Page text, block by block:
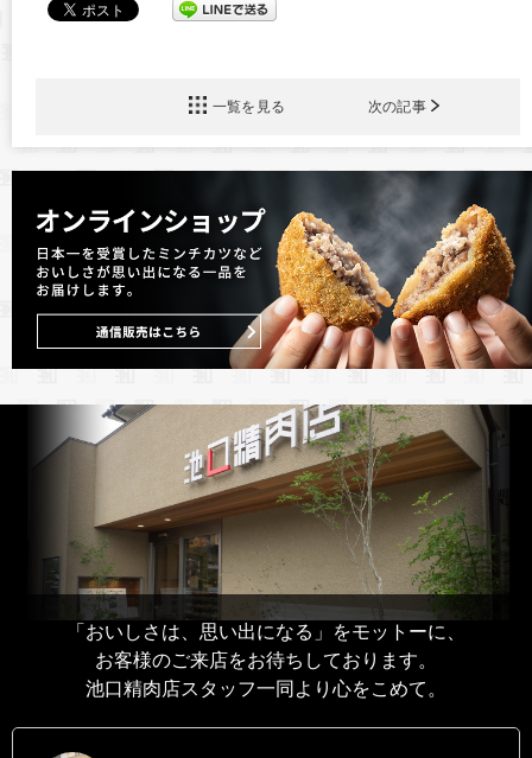
一覧を見る 次の記事
「おいしさは、思い出になる」をモットーに、
お客様のご来店をお待ちしております。
池口精肉店スタッフ一同より心をこめて。